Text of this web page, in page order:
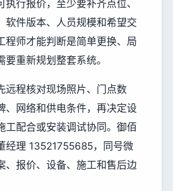
执行报价，至少要补齐点位、
软件版本、人员规模和希望交
程师才能判断是简单更换、局
要重新规划整套系统。
远程核对现场照片、门点数
、网络和供电条件，再决定设
工配合或安装调试协同。御佰
经理 13521755685，同号微
、报价、设备、施工和售后边